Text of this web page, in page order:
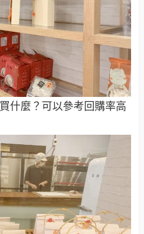
什麼？可以參考回購率高